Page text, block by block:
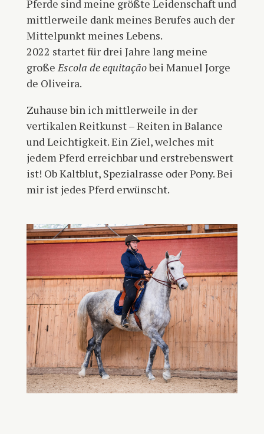
Pferde sind meine größte Leidenschaft und
mittlerweile dank meines Berufes auch der
Mittelpunkt meines Lebens.
2022 startet für drei Jahre lang meine
großeEscola de equitaçãobei Manuel Jorge
de Oliveira.
Zuhause bin ich mittlerweile in der
vertikalen Reitkunst – Reiten in Balance
und Leichtigkeit. Ein Ziel, welches mit
jedem Pferd erreichbar und erstrebenswert
ist! Ob Kaltblut, Spezialrasse oder Pony. Bei
mir ist jedes Pferd erwünscht.